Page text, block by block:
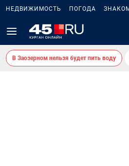
НЕДВИЖИМОСТЬ ПОГОДА
В Заозерном нельзя будет пить воду